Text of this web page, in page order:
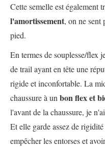
Cette semelle est également
l'amortissement, on ne sent
pied.
En termes de souplesse/flex
de trail ayant en tête une
rigide et inconfortable. La
chaussure à unbon flex et
l'avant de la chaussure, je
Et elle garde assez de
empêcher les entorses et